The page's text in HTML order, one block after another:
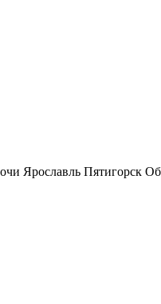
Ярославль Пятигорск